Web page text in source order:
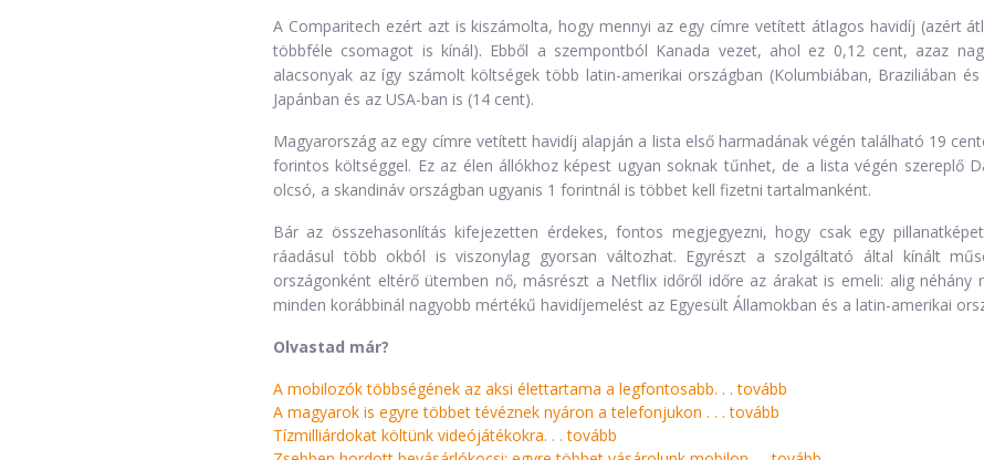
A Comparitech ezért azt is kiszámolta, hogy mennyi az egy címre vetített átlagos havidíj (azért
többféle csomagot is kínál). Ebből a szempontból Kanada vezet, ahol ez 0,12 cent, azaz
alacsonyak az így számolt költségek több latin-amerikai országban (Kolumbiában, Braziliában
Japánban és az USA-ban is (14 cent).
Magyarország az egy címre vetített havidíj alapján a lista első harmadának végén található 19
forintos költséggel. Ez az élen állókhoz képest ugyan soknak tűnhet, de a lista végén szereplő
olcsó, a skandináv országban ugyanis 1 forintnál is többet kell fizetni tartalmanként.
Bár az összehasonlítás kifejezetten érdekes, fontos megjegyezni, hogy csak egy
ráadásul több okból is viszonylag gyorsan változhat. Egyrészt a szolgáltató által kínált
országonként eltérő ütemben nő, másrészt a Netflix időről időre az árakat is emeli: alig néhány
minden korábbinál nagyobb mértékű havidíjemelést az Egyesült Államokban és a latin-amerikai
Olvastad már?
A mobilozók többségének az aksi élettartama a legfontosabb. . .tovább
A magyarok is egyre többet tévéznek nyáron a telefonjukon . . .tovább
Tízmilliárdokat költünk videójátékokra. . .tovább